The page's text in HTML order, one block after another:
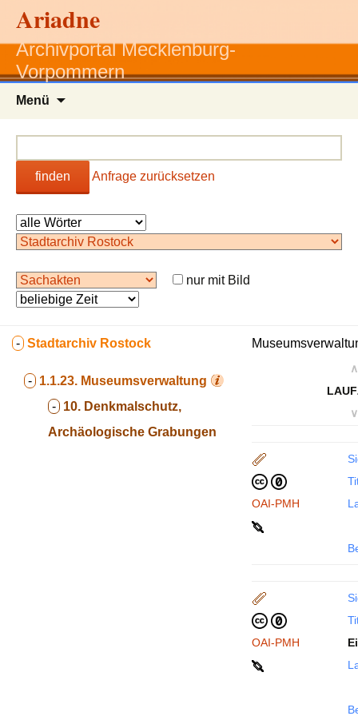
Ariadne
Archivportal Mecklenburg-
Vorpommern
Menü
finden Anfrage zurücksetzen
nur mit Bild
- Stadtarchiv Rostock
- 1.1.23. Museumsverwaltung
- 10. Denkmalschutz,
Archäologische Grabungen
∧
∨
OAI-PMH
OAI-PMH